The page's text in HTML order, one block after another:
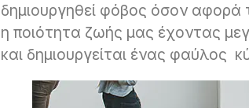
δημιουργηθεί φόβος όσον αφορά
η ποιότητα ζωής μας έχοντας
και δημιουργείται ένας φαύλος